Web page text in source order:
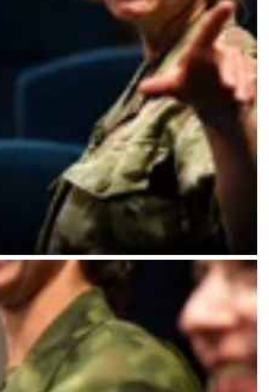
na kobiety!